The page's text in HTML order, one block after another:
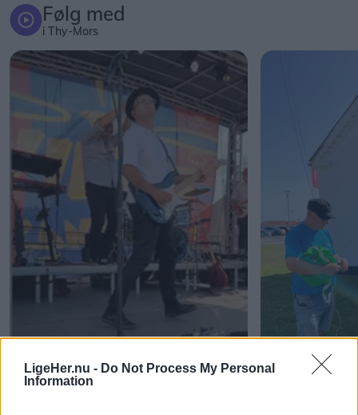
LigeHer.nu - Do Not Process My Personal
Information
Følg med
i Thy-Mors